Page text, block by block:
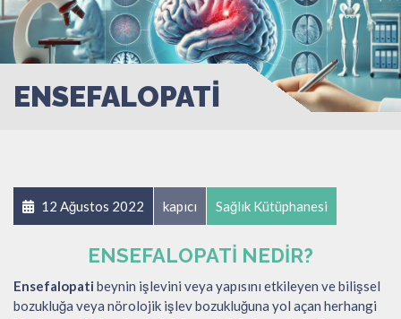
ENSEFALOPATI
12 Ağustos 2022 kapıcı Sağlık Kütüphanesi
ENSEFALOPATI NEDIR?
Ensefalopati beynin işlevini veya yapısını etkileyen ve bilişsel
bozukluğa veya nörolojik işlev bozukluğuna yol açan herhangi